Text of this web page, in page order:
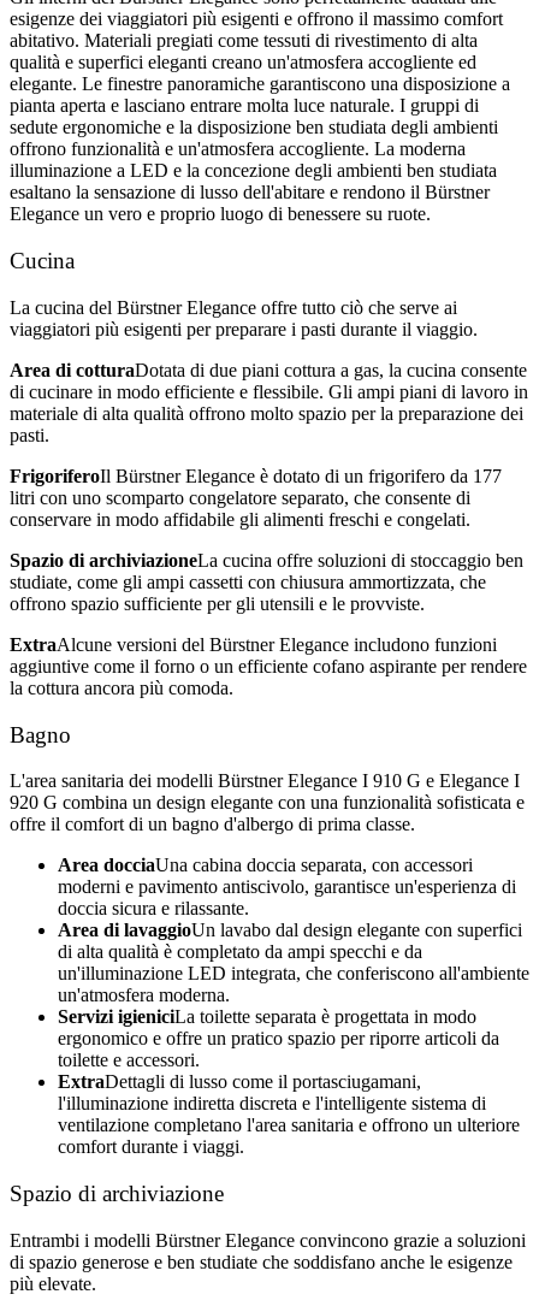
esigenze dei viaggiatori più esigenti e offrono il massimo comfort
abitativo. Materiali pregiati come tessuti di rivestimento di alta
qualità e superfici eleganti creano un'atmosfera accogliente ed
elegante. Le finestre panoramiche garantiscono una disposizione a
pianta aperta e lasciano entrare molta luce naturale. I gruppi di
sedute ergonomiche e la disposizione ben studiata degli ambienti
offrono funzionalità e un'atmosfera accogliente. La moderna
illuminazione a LED e la concezione degli ambienti ben studiata
esaltano la sensazione di lusso dell'abitare e rendono il Bürstner
Elegance un vero e proprio luogo di benessere su ruote.
Cucina
La cucina del Bürstner Elegance offre tutto ciò che serve ai
viaggiatori più esigenti per preparare i pasti durante il viaggio.
Area di cotturaDotata di due piani cottura a gas, la cucina consente
di cucinare in modo efficiente e flessibile. Gli ampi piani di lavoro in
materiale di alta qualità offrono molto spazio per la preparazione dei
pasti.
FrigoriferoIl Bürstner Elegance è dotato di un frigorifero da 177
litri con uno scomparto congelatore separato, che consente di
conservare in modo affidabile gli alimenti freschi e congelati.
Spazio di archiviazioneLa cucina offre soluzioni di stoccaggio ben
studiate, come gli ampi cassetti con chiusura ammortizzata, che
offrono spazio sufficiente per gli utensili e le provviste.
ExtraAlcune versioni del Bürstner Elegance includono funzioni
aggiuntive come il forno o un efficiente cofano aspirante per rendere
la cottura ancora più comoda.
Bagno
L'area sanitaria dei modelli Bürstner Elegance I 910 G e Elegance I
920 G combina un design elegante con una funzionalità sofisticata e
offre il comfort di un bagno d'albergo di prima classe.
Area docciaUna cabina doccia separata, con accessori
moderni e pavimento antiscivolo, garantisce un'esperienza di
doccia sicura e rilassante.
Area di lavaggioUn lavabo dal design elegante con superfici
di alta qualità è completato da ampi specchi e da
un'illuminazione LED integrata, che conferiscono all'ambiente
un'atmosfera moderna.
Servizi igieniciLa toilette separata è progettata in modo
ergonomico e offre un pratico spazio per riporre articoli da
toilette e accessori.
ExtraDettagli di lusso come il portasciugamani,
l'illuminazione indiretta discreta e l'intelligente sistema di
ventilazione completano l'area sanitaria e offrono un ulteriore
comfort durante i viaggi.
Spazio di archiviazione
Entrambi i modelli Bürstner Elegance convincono grazie a soluzioni
di spazio generose e ben studiate che soddisfano anche le esigenze
più elevate.